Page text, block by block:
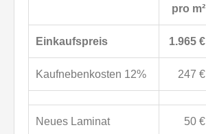
pro m²
Einkaufspreis 1.965 €
Kaufnebenkosten 12% 247 €
Neues Laminat 50 €